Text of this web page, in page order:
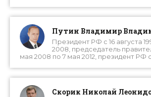
Путин Владимир
Президент РФ с 16 августа
2008, председатель
мая 2008 по 7 мая 2012, президент РФ
Скорик Николай